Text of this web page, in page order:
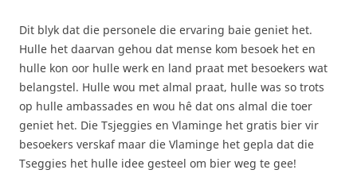
Dit blyk dat die personele die ervaring baie geniet het.
Hulle het daarvan gehou dat mense kom besoek het en
hulle kon oor hulle werk en land praat met besoekers wat
belangstel. Hulle wou met almal praat, hulle was so trots
op hulle ambassades en wou hê dat ons almal die toer
geniet het. Die Tsjeggies en Vlaminge het gratis bier vir
besoekers verskaf maar die Vlaminge het gepla dat die
Tseggies het hulle idee gesteel om bier weg te gee!